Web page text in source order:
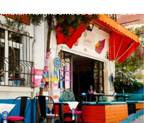
Neighborhood Dining Vibes